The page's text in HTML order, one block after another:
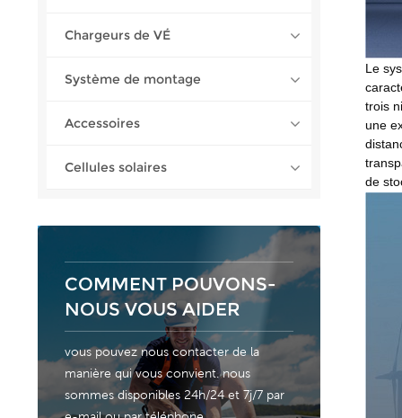
Chargeurs de VÉ
Système de montage
Accessoires
Cellules solaires
COMMENT POUVONS-
NOUS VOUS AIDER
vous pouvez nous contacter de la
manière qui vous convient. nous
sommes disponibles 24h/24 et 7j/7 par
Le
trois
une
de